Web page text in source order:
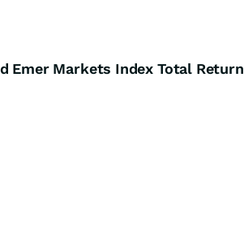
Emer Markets Index Total Return